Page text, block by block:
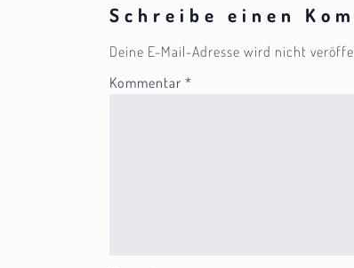
Schreibe einen
Deine E-Mail-Adresse wird nicht
Kommentar *